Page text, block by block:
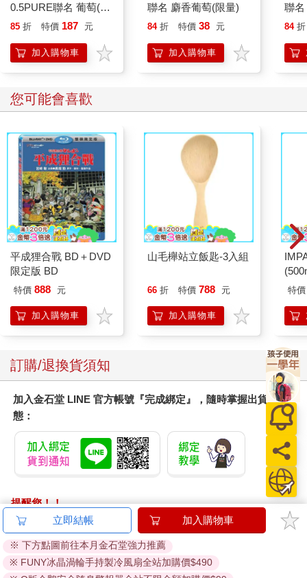
0.5PURE聯名 葡萄(限
量)
85 折 特價 187 元
加入購物車
聯名 麝香葡萄(限量)
84 折 特價 38 元
加入購物車
聯
84 折
您可能會喜歡
平成狸合戰 BD＋DVD
限定版 BD
特價 888 元
加入購物車
山毛櫸站立飯匙-3入組
66 折 特價 788 元
加入購物車
特價
訂購/退換貨須知
加入金石堂 LINE 官方帳號『完成綁定』，隨時掌握出貨動
態：
提醒您！！
金石堂及銀行均不會請您操作ATM! 如接獲電話要求您前往
ATM提款機，請不要聽從指示，以免受騙上當！
退換貨須知：
立即結帳 加入購物車
※ 下方點圖前往本月金石堂強力推薦
※ FUNY冰晶渦輪手持製冷風扇全站加購價$490